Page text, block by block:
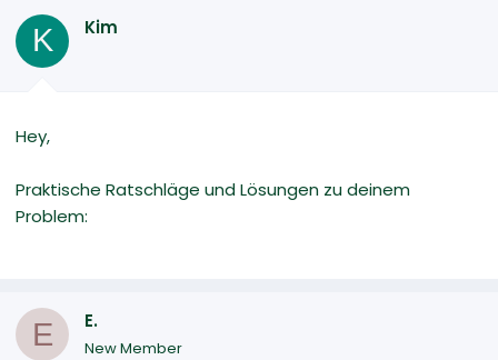
K Kim
Hey,
Praktische Ratschläge und Lösungen zu deinem
Problem:
E E.
New Member